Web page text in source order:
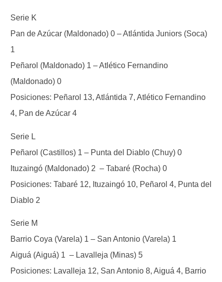
Serie K
Pan de Azúcar (Maldonado) 0 – Atlántida Juniors (Soca)
1
Peñarol (Maldonado) 1 – Atlético Fernandino
(Maldonado) 0
Posiciones: Peñarol 13, Atlántida 7, Atlético Fernandino
4, Pan de Azúcar 4
Serie L
Peñarol (Castillos) 1 – Punta del Diablo (Chuy) 0
Ituzaingó (Maldonado) 2 – Tabaré (Rocha) 0
Posiciones: Tabaré 12, Ituzaingó 10, Peñarol 4, Punta del
Diablo 2
Serie M
Barrio Coya (Varela) 1 – San Antonio (Varela) 1
Aiguá (Aiguá) 1 – Lavalleja (Minas) 5
Posiciones: Lavalleja 12, San Antonio 8, Aiguá 4, Barrio